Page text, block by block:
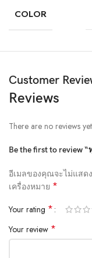
Chargers
All-rounded
COLOR
Customer
Reviews
There are no reviews
Be the first to review
อีเมลของคุณจะไม่แสด
เครื่องหมาย *
Your rating *
Your review *